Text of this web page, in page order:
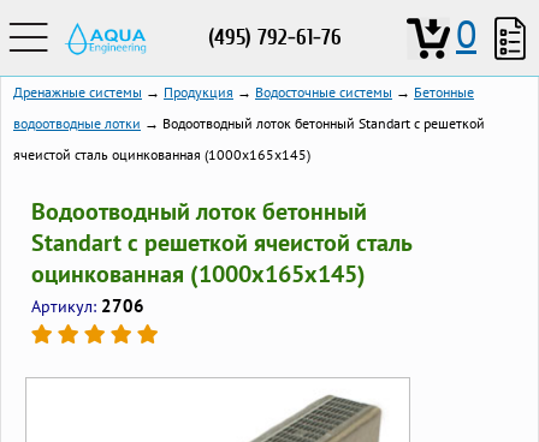
(495) 792-61-76 0
Дренажные системы → Продукция → Водосточные системы → Бетонные
водоотводные лотки → Водоотводный лоток бетонный Standart с решеткой
ячеистой сталь оцинкованная (1000x165x145)
Водоотводный лоток бетонный
Standart с решеткой ячеистой сталь
оцинкованная (1000x165x145)
Артикул: 2706